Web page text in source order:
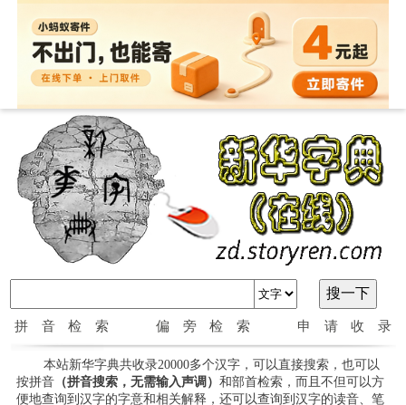
拼音检索 偏旁检索 申请收录
本站新华字典共收录20000多个汉字，可以直接搜索，也可以
按拼音（拼音搜索，无需输入声调） 和部首检索，而且不但可以方
便地查询到汉字的字意和相关解释，还可以查询到汉字的读音、笔